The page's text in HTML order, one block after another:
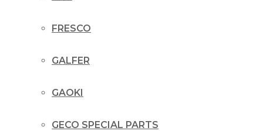
FRESCO
GALFER
GAOKI
GECO SPECIAL PARTS